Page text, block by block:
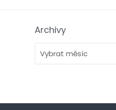
Archivy